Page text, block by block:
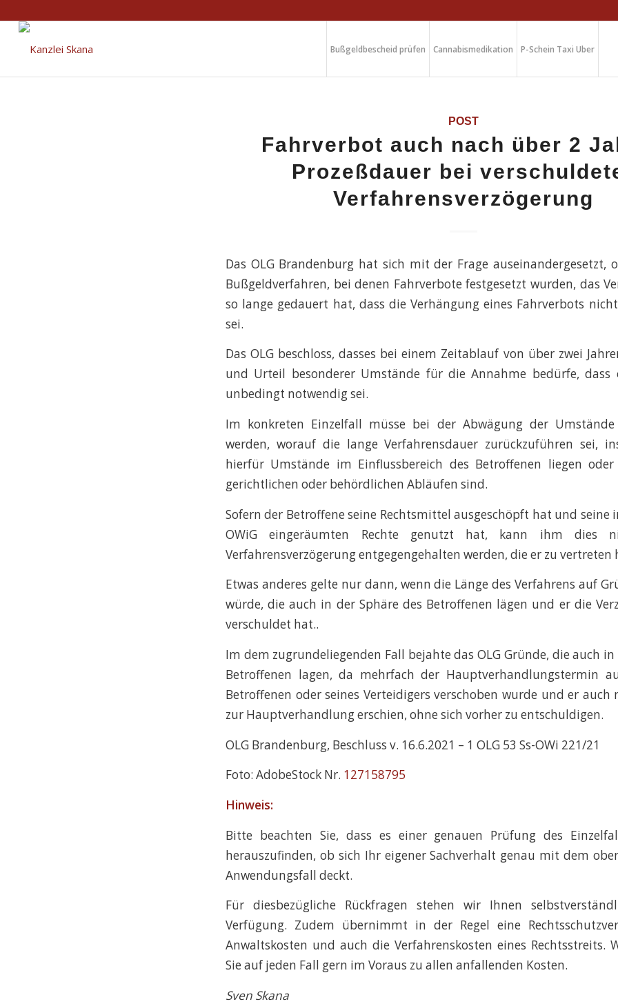
Bußgeldbescheid prüfen Cannabismedikation P-Schein Taxi Uber
POST
Fahrverbot auch nach über 2
Prozeßdauer bei
Verfahrensverzögerung
Das OLG Brandenburg hat sich mit der Frage auseinandergesetzt,
Bußgeldverfahren, bei denen Fahrverbote festgesetzt wurden, das
so lange gedauert hat, dass die Verhängung eines Fahrverbots
sei.
Das OLG beschloss, dasses bei einem Zeitablauf von über zwei
und Urteil besonderer Umstände für die Annahme bedürfe, dass
unbedingt notwendig sei.
Im konkreten Einzelfall müsse bei der Abwägung der Umstände
werden, worauf die lange Verfahrensdauer zurückzuführen sei,
hierfür Umstände im Einflussbereich des Betroffenen liegen
gerichtlichen oder behördlichen Abläufen sind.
Sofern der Betroffene seine Rechtsmittel ausgeschöpft hat und seine
OWiG eingeräumten Rechte genutzt hat, kann ihm dies
Verfahrensverzögerung entgegengehalten werden, die er zu vertreten
Etwas anderes gelte nur dann, wenn die Länge des Verfahrens auf
würde, die auch in der Sphäre des Betroffenen lägen und er die
verschuldet hat..
Im dem zugrundeliegenden Fall bejahte das OLG Gründe, die auch in
Betroffenen lagen, da mehrfach der Hauptverhandlungstermin
Betroffenen oder seines Verteidigers verschoben wurde und er auch
zur Hauptverhandlung erschien, ohne sich vorher zu entschuldigen.
OLG Brandenburg, Beschluss v. 16.6.2021 – 1 OLG 53 Ss-OWi 221/21
Foto: AdobeStock Nr. 127158795
Hinweis:
Bitte beachten Sie, dass es einer genauen Prüfung des
herauszufinden, ob sich Ihr eigener Sachverhalt genau mit dem
Anwendungsfall deckt.
Für diesbezügliche Rückfragen stehen wir Ihnen
Verfügung. Zudem übernimmt in der Regel eine
Anwaltskosten und auch die Verfahrenskosten eines Rechtsstreits.
Sie auf jeden Fall gern im Voraus zu allen anfallenden Kosten.
Sven Skana